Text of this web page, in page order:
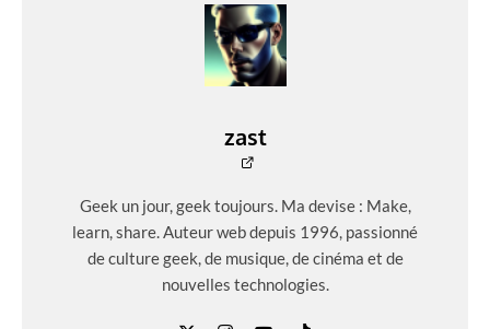
zast
Geek un jour, geek toujours. Ma devise : Make,
learn, share. Auteur web depuis 1996, passionné
de culture geek, de musique, de cinéma et de
nouvelles technologies.